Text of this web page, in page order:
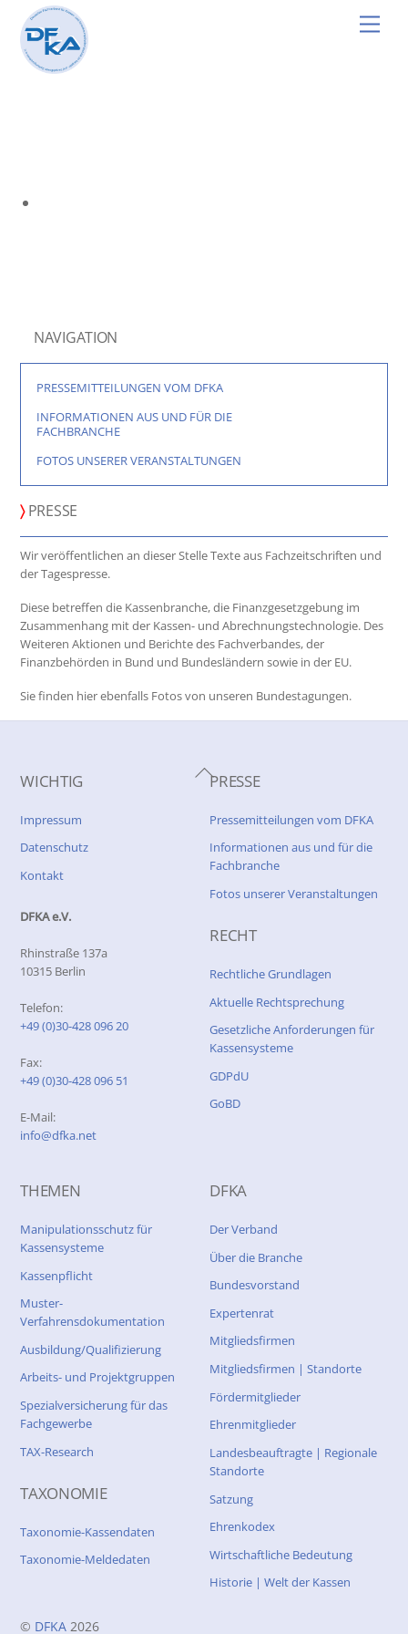
content
NAVIGATION
PRESSEMITTEILUNGEN VOM DFKA
INFORMATIONEN AUS UND FÜR DIE
FACHBRANCHE
FOTOS UNSERER VERANSTALTUNGEN
〉PRESSE
Wir veröffentlichen an dieser Stelle Texte aus Fachzeitschriften und
der Tagespresse.
Diese betreffen die Kassenbranche, die Finanzgesetzgebung im
Zusammenhang mit der Kassen- und Abrechnungstechnologie. Des
Weiteren Aktionen und Berichte des Fachverbandes, der
Finanzbehörden in Bund und Bundesländern sowie in der EU.
Sie finden hier ebenfalls Fotos von unseren Bundestagungen.
Back
To
WICHTIG
Impressum
Datenschutz
Kontakt
DFKA e.V.
Rhinstraße 137a
10315 Berlin
Telefon:
+49 (0)30-428 096 20
Fax:
+49 (0)30-428 096 51
E-Mail:
info@dfka.net
PRESSE
Pressemitteilungen vom DFKA
Informationen aus und für die
Fachbranche
Fotos unserer Veranstaltungen
RECHT
Rechtliche Grundlagen
Aktuelle Rechtsprechung
Gesetzliche Anforderungen für
Kassensysteme
GDPdU
GoBD
THEMEN
Manipulationsschutz für
Kassensysteme
Kassenpflicht
Muster-
Verfahrensdokumentation
Ausbildung/Qualifizierung
Arbeits- und Projektgruppen
Spezialversicherung für das
Fachgewerbe
TAX-Research
TAXONOMIE
Taxonomie-Kassendaten
Taxonomie-Meldedaten
DFKA
Der Verband
Über die Branche
Bundesvorstand
Expertenrat
Mitgliedsfirmen
Mitgliedsfirmen | Standorte
Fördermitglieder
Ehrenmitglieder
Landesbeauftragte | Regionale
Standorte
Satzung
Ehrenkodex
Wirtschaftliche Bedeutung
Historie | Welt der Kassen
© DFKA 2026